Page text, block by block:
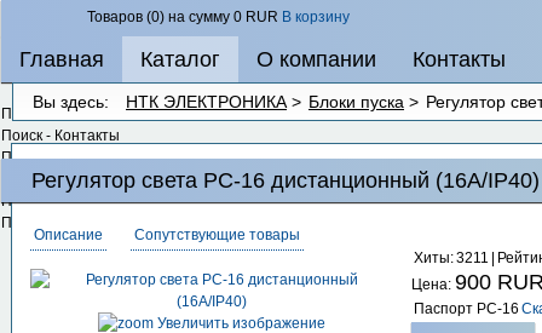
Товаров (0) на сумму 0 RUR В корзину
Главная Каталог О компании Контакты
Поиск - Категории
Поиск - Контакты
Поиск - Контент
Поиск - Ленты новостей
Поиск - Ссылки
Поиск - Метки
Вы здесь: НТК ЭЛЕКТРОНИКА > Блоки пуска > Регулятор
Регулятор света РС-16 дистанционный (16А/
Описание Сопутствующие товары
Увеличить изображение
Хиты:3211
Цена: 900
Паспорт РС-16